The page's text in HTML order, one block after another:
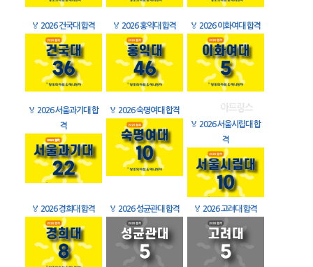
🏅 2026 건국대 합격 🏅 2026 홍익대 합격 🏅 2026 이화여대 합격
🏅 2026 서울과기대 합
격
🏅 2026 숙명여대 합격
🏅 2026 서울시립대 합
격
🏅 2026 경희대 합격 🏅 2026 성균관대 합격 🏅 2026 고려대 합격